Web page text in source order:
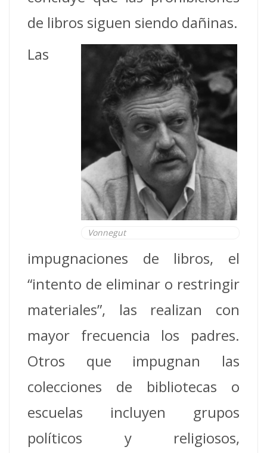
de libros siguen siendo dañinas.
Vonnegut
Las
impugnaciones de libros, el
“intento de eliminar o restringir
materiales”, las realizan con
mayor frecuencia los padres.
Otros que impugnan las
colecciones de bibliotecas o
escuelas incluyen grupos
políticos y religiosos,